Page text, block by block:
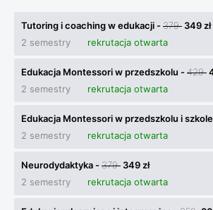
Tutoring i coaching w edukacji -379 349 zł
2 semestry
rekrutacja otwarta
Edukacja Montessori w przedszkolu -429
2 semestry
rekrutacja otwarta
Edukacja Montessori w przedszkolu i
2 semestry
rekrutacja otwarta
Neurodydaktyka -379 349 zł
2 semestry
rekrutacja otwarta